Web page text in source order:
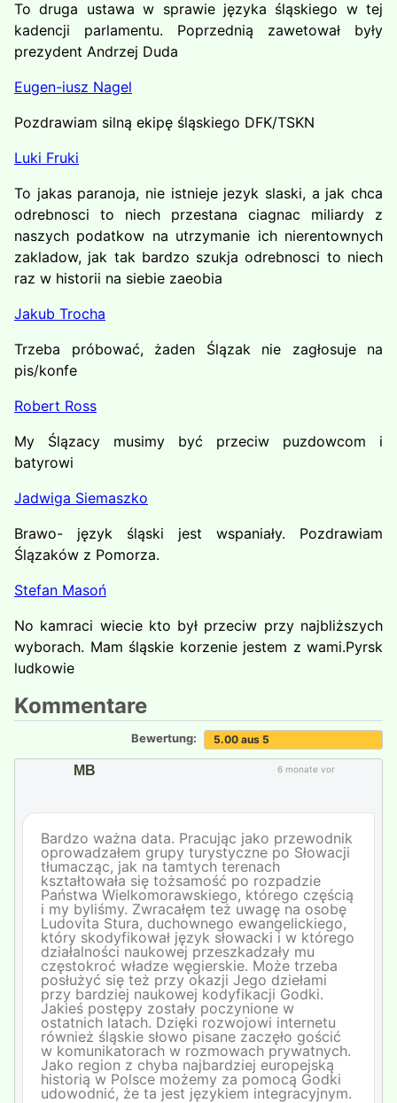
To druga ustawa w sprawie języka śląskiego w tej
kadencji parlamentu. Poprzednią zawetował były
prezydent Andrzej Duda
Eugen-iusz Nagel
Pozdrawiam silną ekipę śląskiego DFK/TSKN
Luki Fruki
To jakas paranoja, nie istnieje jezyk slaski, a jak chca
odrebnosci to niech przestana ciagnac miliardy z
naszych podatkow na utrzymanie ich nierentownych
zakladow, jak tak bardzo szukja odrebnosci to niech
raz w historii na siebie zaeobia
Jakub Trocha
Trzeba próbować, żaden Ślązak nie zagłosuje na
pis/konfe
Robert Ross
My Ślązacy musimy być przeciw puzdowcom i
batyrowi
Jadwiga Siemaszko
Brawo- język śląski jest wspaniały. Pozdrawiam
Ślązaków z Pomorza.
Stefan Masoń
No kamraci wiecie kto był przeciw przy najbliższych
wyborach. Mam śląskie korzenie jestem z wami.Pyrsk
ludkowie
Kommentare
Bewertung: 5.00 aus 5
MB 6 monate vor
Bardzo ważna data. Pracując jako przewodnik
oprowadzałem grupy turystyczne po Słowacji
tłumacząc, jak na tamtych terenach
kształtowała się tożsamość po rozpadzie
Państwa Wielkomorawskiego, którego częścią
i my byliśmy. Zwracałęm też uwagę na osobę
Ludovita Stura, duchownego ewangelickiego,
który skodyfikował język słowacki i w którego
działalności naukowej przeszkadzały mu
częstokroć władze węgierskie. Może trzeba
posłużyć się też przy okazji Jego dziełami
przy bardziej naukowej kodyfikacji Godki.
Jakieś postępy zostały poczynione w
ostatnich latach. Dzięki rozwojowi internetu
również śląskie słowo pisane zaczęło gościć
w komunikatorach w rozmowach prywatnych.
Jako region z chyba najbardziej europejską
historią w Polsce możemy za pomocą Godki
udowodnić, że ta jest językiem integracyjnym.